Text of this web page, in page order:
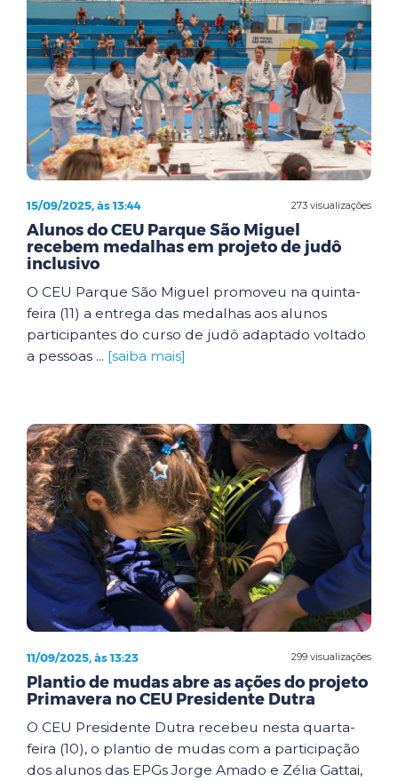
273 visualizações
15/09/2025, às 13:44
Alunos do CEU Parque São Miguel
recebem medalhas em projeto de judô
inclusivo
O CEU Parque São Miguel promoveu na quinta-
feira (11) a entrega das medalhas aos alunos
participantes do curso de judô adaptado voltado
a pessoas ... [saiba mais]
299 visualizações
11/09/2025, às 13:23
Plantio de mudas abre as ações do projeto
Primavera no CEU Presidente Dutra
O CEU Presidente Dutra recebeu nesta quarta-
feira (10), o plantio de mudas com a participação
dos alunos das EPGs Jorge Amado e Zélia Gattai,